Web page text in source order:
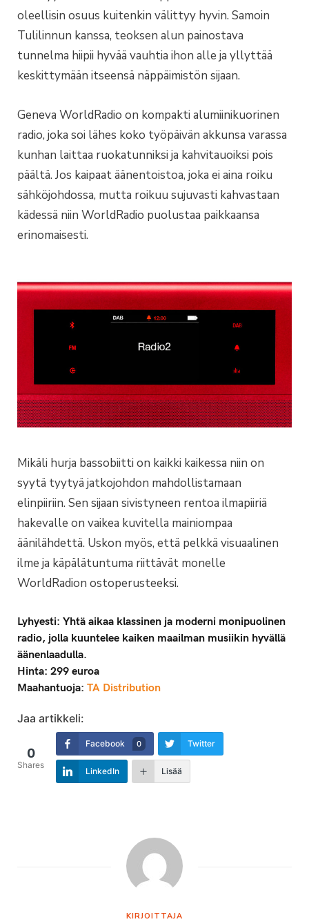
oleellisin osuus kuitenkin välittyy hyvin. Samoin
Tulilinnun kanssa, teoksen alun painostava
tunnelma hiipii hyvää vauhtia ihon alle ja yllyttää
keskittymään itseensä näppäimistön sijaan.
Geneva WorldRadio on kompakti alumiinikuorinen
radio, joka soi lähes koko työpäivän akkunsa varassa
kunhan laittaa ruokatunniksi ja kahvitauoiksi pois
päältä. Jos kaipaat äänentoistoa, joka ei aina roiku
sähköjohdossa, mutta roikuu sujuvasti kahvastaan
kädessä niin WorldRadio puolustaa paikkaansa
erinomaisesti.
Mikäli hurja bassobiitti on kaikki kaikessa niin on
syytä tyytyä jatkojohdon mahdollistamaan
elinpiiriin. Sen sijaan sivistyneen rentoa ilmapiiriä
hakevalle on vaikea kuvitella mainiompaa
äänilähdettä. Uskon myös, että pelkkä visuaalinen
ilme ja käpälätuntuma riittävät monelle
WorldRadion ostoperusteeksi.
Lyhyesti: Yhtä aikaa klassinen ja moderni monipuolinen
radio, jolla kuuntelee kaiken maailman musiikin hyvällä
äänenlaadulla.
Hinta: 299 euroa
Maahantuoja: TA Distribution
Jaa artikkeli:
0
Shares
Facebook 0 Twitter
LinkedIn Lisää
KIRJOITTAJA